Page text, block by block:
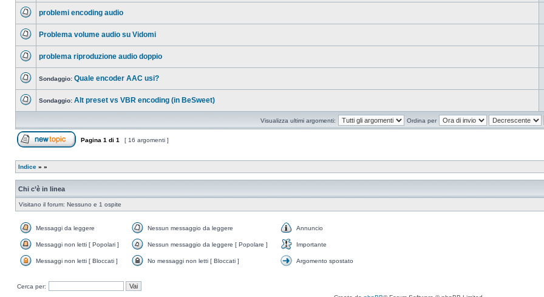
problemi encoding audio
Problema volume audio su Vidomi
problema riproduzione audio doppio
Sondaggio: Quale encoder AAC usi?
leggere
Sondaggio: Alt preset vs VBR encoding (in BeSweet)
Visualizza ultimi argomenti: Ordina per
Pagina 1 di 1 [ 16 argomenti ]
Indice » »
Chi c’è in linea
Visitano il forum: Nessuno e 1 ospite
da
Messaggi da leggere
messaggio
Nessun messaggio da leggere
Annuncio
non
]
Messaggi non letti [ Popolari ]
messaggio
Nessun messaggio da leggere [ Popolare ]
Importante
[
Messaggi non letti [ Bloccati ]
No messaggi non letti [ Bloccati ]
Argomento spostato
Cerca per: